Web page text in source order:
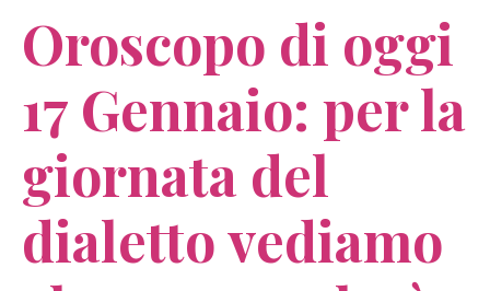
Oroscopo di oggi
17 Gennaio: per la
giornata del
dialetto vediamo